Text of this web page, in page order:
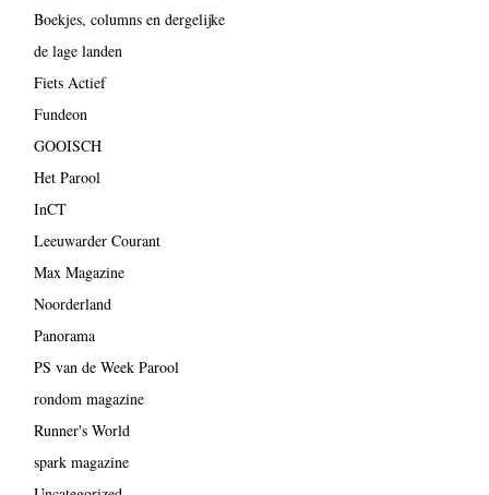
Boekjes, columns en dergelijke
de lage landen
Fiets Actief
Fundeon
GOOISCH
Het Parool
InCT
Leeuwarder Courant
Max Magazine
Noorderland
Panorama
PS van de Week Parool
rondom magazine
Runner's World
spark magazine